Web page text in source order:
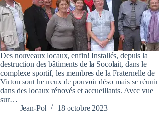
Des nouveaux locaux, enfin! Installés, depuis la
destruction des bâtiments de la Socolait, dans le
complexe sportif, les membres de la Fraternelle de
Virton sont heureux de pouvoir désormais se réunir
dans des locaux rénovés et accueillants. Avec vue
sur…
Jean-Pol
18 octobre 2023